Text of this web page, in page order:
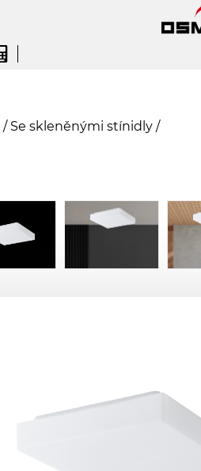
/ Se skleněnými stínidly /